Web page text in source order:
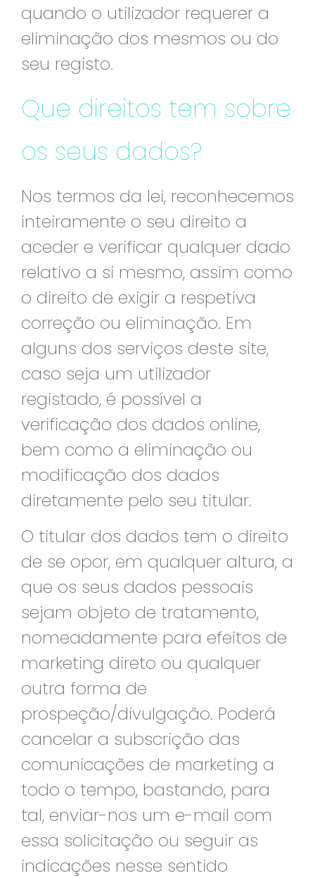
quando o utilizador requerer a
eliminação dos mesmos ou do
seu registo.
Que direitos tem sobre
os seus dados?
Nos termos da lei, reconhecemos
inteiramente o seu direito a
aceder e verificar qualquer dado
relativo a si mesmo, assim como
o direito de exigir a respetiva
correção ou eliminação. Em
alguns dos serviços deste site,
caso seja um utilizador
registado, é possível a
verificação dos dados online,
bem como a eliminação ou
modificação dos dados
diretamente pelo seu titular.
O titular dos dados tem o direito
de se opor, em qualquer altura, a
que os seus dados pessoais
sejam objeto de tratamento,
nomeadamente para efeitos de
marketing direto ou qualquer
outra forma de
prospeção/divulgação. Poderá
cancelar a subscrição das
comunicações de marketing a
todo o tempo, bastando, para
tal, enviar-nos um e-mail com
essa solicitação ou seguir as
indicações nesse sentido